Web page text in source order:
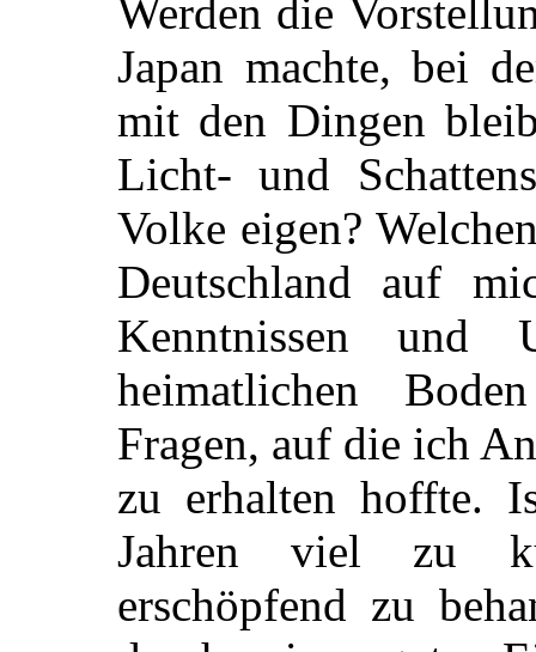
Werden die
Japan machte, bei
mit den Dingen
Licht- und
Volke eigen?
Deutschland auf
Kenntnissen und
heimatlichen
Fragen, auf die ich
zu erhalten hoffte.
Jahren viel zu
erschöpfend zu